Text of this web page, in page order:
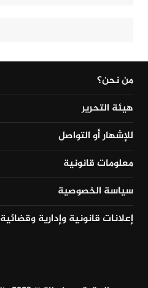
من نحن؟
هيئة التحرير
للإشهار أو التواصل
معلومات قانونية
سياسة الخصوصية
إعلانات قانونية وإدارية وقضائية